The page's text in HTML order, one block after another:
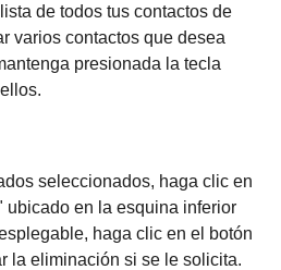
de todos tus contactos de
varios contactos que desea
presionada la tecla
seleccionados, haga clic en
ubicado en la esquina inferior
haga clic en el botón
la eliminación si se le solicita.